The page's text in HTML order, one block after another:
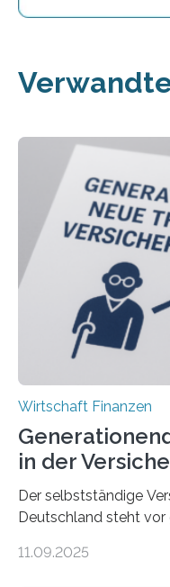
Wirtschaft Finanzen
in der
Der selbstständige
Deutschland steht vor
Dr. Matthias Beenken
11.09.2025